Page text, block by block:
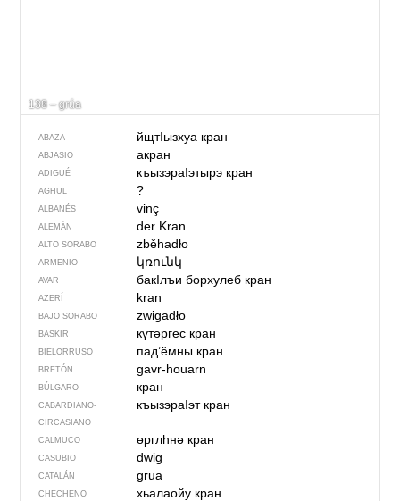
138 – grúa
ABAZA йщтIызхуа кран
ABJASIO акран
ADIGUÉ къызэраIэтырэ кран
AGHUL ?
ALBANÉS vinç
ALEMÁN der Kran
ALTO SORABO zběhadło
ARMENIO կռունկ
AVAR бакIлъи борхулеб кран
AZERÍ kran
BAJO SORABO zwigadło
BASKIR күтәргес кран
BIELORRUSO пад’ёмны кран
BRETÓN gavr-houarn
BÚLGARO кран
CABARDIANO-
CIRCASIANO
къызэраIэт кран
CALMUCO өрглһнә кран
CASUBIO dwig
CATALÁN grua
CHECHENO хьалаойу кран